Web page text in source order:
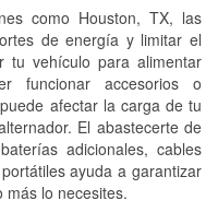
como Houston, TX, las
de energía y limitar el
tu vehículo para alimentar
funcionar accesorios o
afectar la carga de tu
El abastecerte de
adicionales, cables
ayuda a garantizar
más lo necesites.